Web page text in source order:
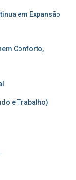
em Expansão
Conforto,
e Trabalho)